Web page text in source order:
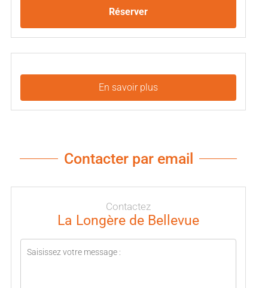
Réserver
En savoir plus
Contacter par email
Contactez
La Longère de Bellevue